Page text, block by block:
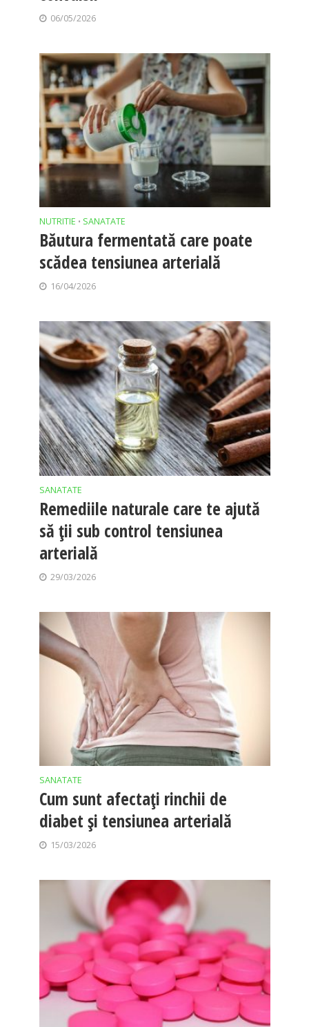
06/05/2026
NUTRITIE • SANATATE
Băutura fermentată care poate
scădea tensiunea arterială
16/04/2026
SANATATE
Remediile naturale care te ajută
să ții sub control tensiunea
arterială
29/03/2026
SANATATE
Cum sunt afectați rinchii de
diabet și tensiunea arterială
15/03/2026